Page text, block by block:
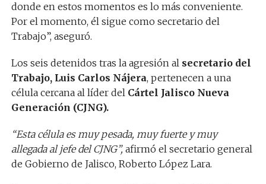
donde en estos momentos es lo más conveniente.
Por el momento, él sigue como secretario del
Trabajo”, aseguró.
Los seis detenidos tras la agresión al secretario del
Trabajo, Luis Carlos Nájera, pertenecen a una
célula cercana al líder del Cártel Jalisco Nueva
Generación (CJNG).
“Esta célula es muy pesada, muy fuerte y muy
allegada al jefe del CJNG”, afirmó el secretario general
de Gobierno de Jalisco, Roberto López Lara.